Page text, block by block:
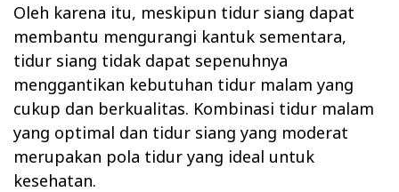
Oleh karena itu, meskipun tidur siang dapat
membantu mengurangi kantuk sementara,
tidur siang tidak dapat sepenuhnya
menggantikan kebutuhan tidur malam yang
cukup dan berkualitas. Kombinasi tidur malam
yang optimal dan tidur siang yang moderat
merupakan pola tidur yang ideal untuk
kesehatan.